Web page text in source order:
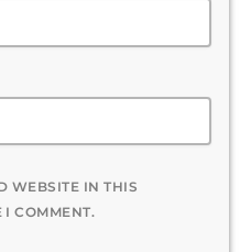
WEBSITE IN THIS
I COMMENT.